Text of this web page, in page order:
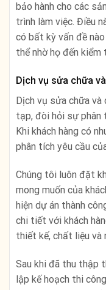
bảo hành cho các
trình làm việc. Điều
có bất kỳ vấn đề
thể nhờ họ đến kiểm
Dịch vụ sửa chữa
Dịch vụ sửa chữa
tạp, đòi hỏi sự phân
Khi khách hàng có
phân tích yêu cầu
Chúng tôi luôn đặt
mong muốn của
hiện dự án thành
chi tiết với khách
thiết kế, chất liệu và
Sau khi đã thu thập
lập kế hoạch thi